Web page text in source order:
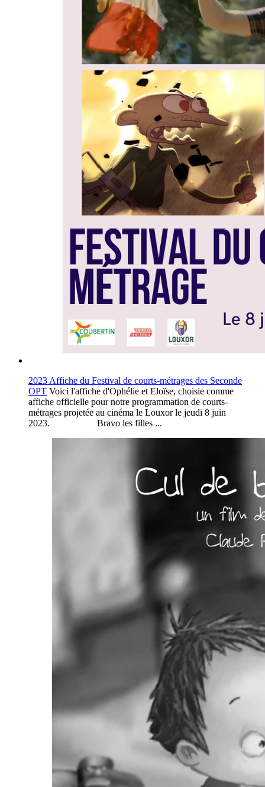
2023 Affiche du Festival de courts-métrages des Seconde
OPT Voici l'affiche d'Ophélie et Eloïse, choisie comme
affiche officielle pour notre programmation de courts-
métrages projetée au cinéma le Louxor le jeudi 8 juin
2023. Bravo les filles ...